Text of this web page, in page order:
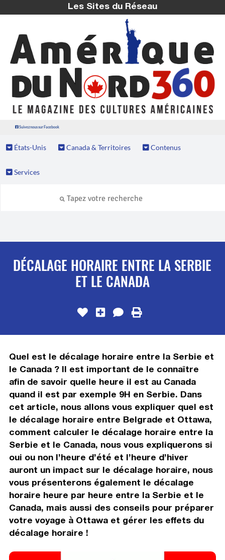
Les Sites du Réseau
Suivez nous sur Facebook
États-Unis Canada & Territoires Contenus
Services
DÉCALAGE HORAIRE ENTRE LA SERBIE
ET LE CANADA
Quel est le décalage horaire entre la Serbie et
le Canada ? Il est important de le connaître
afin de savoir quelle heure il est au Canada
quand il est par exemple 9H en Serbie. Dans
cet article, nous allons vous expliquer quel est
le décalage horaire entre Belgrade et Ottawa,
comment calculer le décalage horaire entre la
Serbie et le Canada, nous vous expliquerons si
oui ou non l’heure d’été et l’heure d’hiver
auront un impact sur le décalage horaire, nous
vous présenterons également le décalage
horaire heure par heure entre la Serbie et le
Canada, mais aussi des conseils pour préparer
votre voyage à Ottawa et gérer les effets du
décalage horaire !